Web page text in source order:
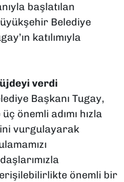
başlatılan
Belediye
katılımıyla
verdi
Başkanı Tugay,
önemli adımı hızla
vurgulayarak
önemli bir